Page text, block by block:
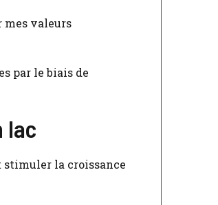
mes valeurs
par le biais de
lac
stimuler la croissance